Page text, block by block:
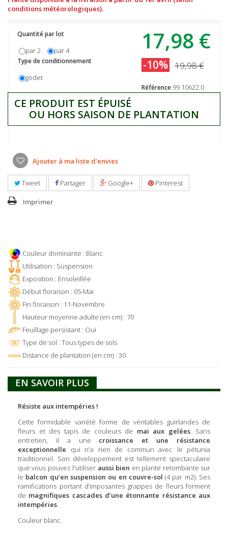
conditions météorologiques).
17,98 €
-10% 19,98 €
Référence 99.10622.0
Quantité par lot
par 2 par 4
Type de conditionnement
godet
CE PRODUIT EST ÉPUISÉ
OU HORS SAISON DE PLANTATION
Ajouter à ma liste d'envies
Tweet Partager Google+ Pinterest
Imprimer
Couleur dominante : Blanc
Utilisation : Suspension
Exposition : Ensoleillée
Début floraison : 05-Mai
Fin floraison : 11-Novembre
Hauteur moyenne adulte (en cm) : 70
Feuillage persistant : Oui
Type de sol : Tous types de sols
Distance de plantation (en cm) : 30
EN SAVOIR PLUS
Résiste aux intempéries !
Cette formidable variété forme de véritables guirlandes de
fleurs et des tapis de couleurs de mai aux gelées. Sans
entretien, il a une croissance et une résistance
exceptionnelle qui n'a rien de commun avec le pétunia
traditionnel. Son développement est tellement spectaculaire
que vous pouvez l'utiliser aussi bien en plante retombante sur
le balcon qu’en suspension ou en couvre-sol (4 par m2). Ses
ramifications portant d’imposantes grappes de fleurs forment
de magnifiques cascades d’une étonnante résistance aux
intempéries.
Couleur blanc.